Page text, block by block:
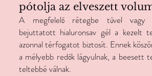
pótolja az elveszett
A megfelelő rétegbe tűvel vagy
bejuttatott hialuronsav gél a kezelt
azonnal térfogatot biztosít. Ennek
a mélyebb redők lágyulnak, a beesett
teltebbé válnak.